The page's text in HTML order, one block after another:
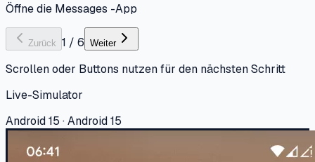
Öffne die Messages -App
Zurück 1 / 6 Weiter
Scrollen oder Buttons nutzen für den nächsten Schritt
Live-Simulator
Android 15 · Android 15